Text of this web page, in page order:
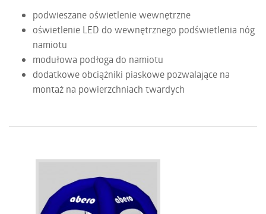
podwieszane oświetlenie wewnętrzne
oświetlenie LED do wewnętrznego podświetlenia nóg
namiotu
modułowa podłoga do namiotu
dodatkowe obciążniki piaskowe pozwalające na
montaż na powierzchniach twardych